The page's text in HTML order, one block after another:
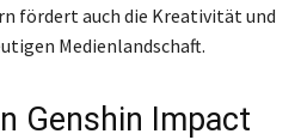
fördert auch die Kreativität und
Medienlandschaft.
Genshin Impact